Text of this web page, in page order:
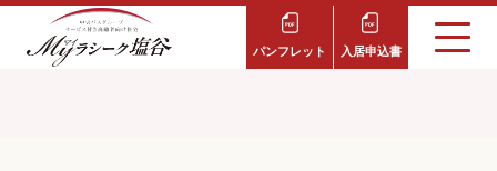
パンフレット 入居申込書